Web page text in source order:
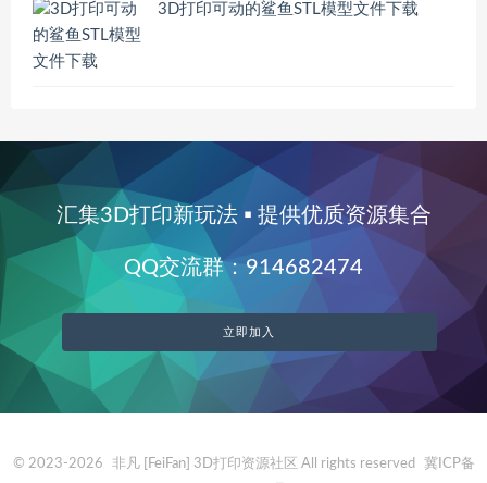
3D打印可动的鲨鱼STL模型文件下载
汇集3D打印新玩法 ▪ 提供优质资源集合
QQ交流群：914682474
立即加入
© 2023-2026 非凡 [FeiFan] 3D打印资源社区 All rights reserved
冀ICP备